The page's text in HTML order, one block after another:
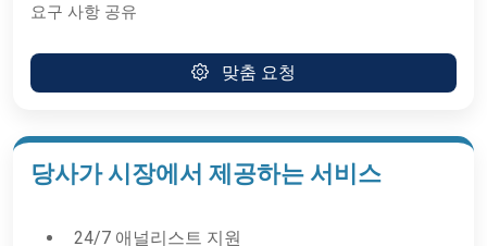
요구 사항 공유
맞춤 요청
당사가 시장에서 제공하는 서비스
24/7 애널리스트 지원